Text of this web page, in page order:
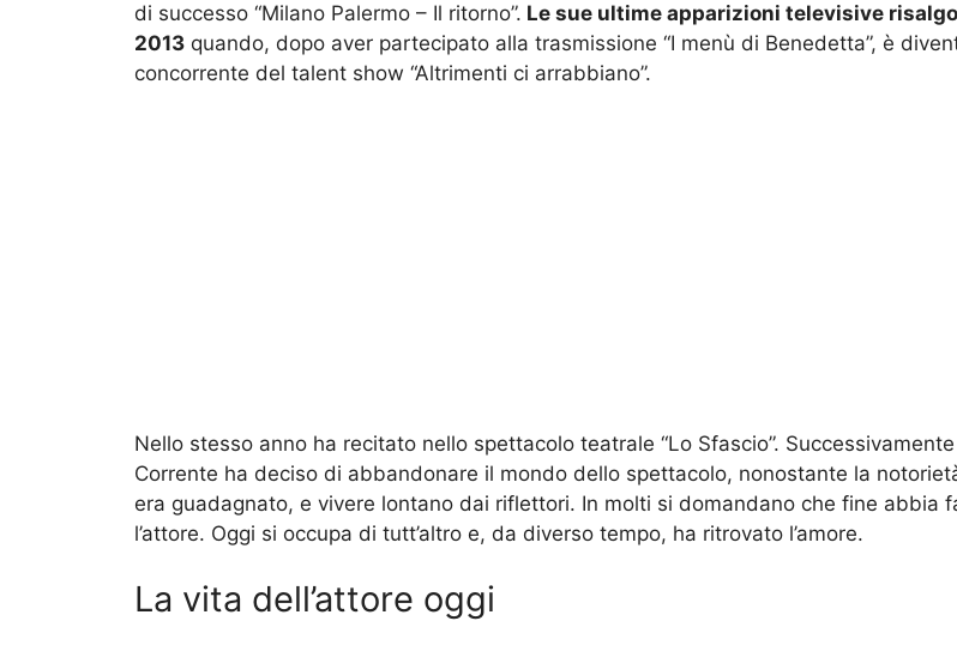
di successo “Milano Palermo – Il ritorno”. Le sue ultime apparizioni televisive
2013 quando, dopo aver partecipato alla trasmissione “I menù di Benedetta”, è
concorrente del talent show “Altrimenti ci arrabbiano”.
Nello stesso anno ha recitato nello spettacolo teatrale “Lo Sfascio”. Successivamente
Corrente ha deciso di abbandonare il mondo dello spettacolo, nonostante la
era guadagnato, e vivere lontano dai riflettori. In molti si domandano che fine abbia
l’attore. Oggi si occupa di tutt’altro e, da diverso tempo, ha ritrovato l’amore.
La vita dell’attore oggi